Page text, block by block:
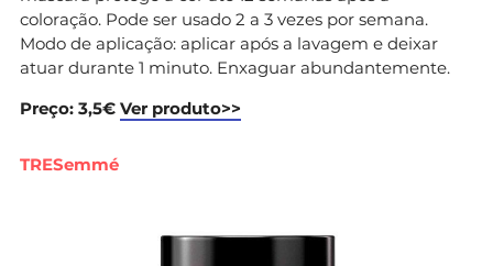
coloração. Pode ser usado 2 a 3 vezes por semana.
Modo de aplicação: aplicar após a lavagem e deixar
atuar durante 1 minuto. Enxaguar abundantemente.
Preço: 3,5€ Ver produto>>
TRESemmé